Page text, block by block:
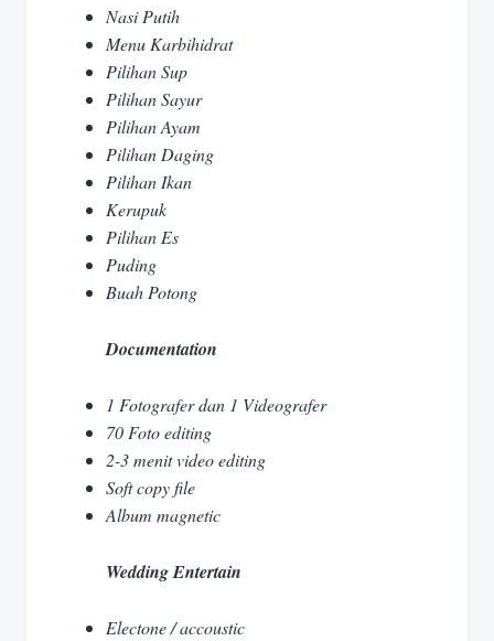
Nasi Putih
Menu Karbihidrat
Pilihan Sup
Pilihan Sayur
Pilihan Ayam
Pilihan Daging
Pilihan Ikan
Kerupuk
Pilihan Es
Puding
Buah Potong
Documentation
1 Fotografer dan 1 Videografer
70 Foto editing
2-3 menit video editing
Soft copy file
Album magnetic
Wedding Entertain
Electone / accoustic